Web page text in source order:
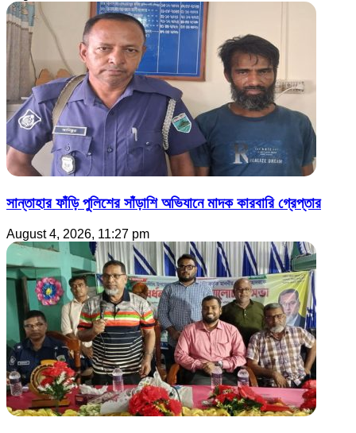
সান্তাহার ফাঁড়ি পুলিশের সাঁড়াশি অভিযানে মাদক কারবারি গ্রেপ্তার
August 4, 2026, 11:27 pm